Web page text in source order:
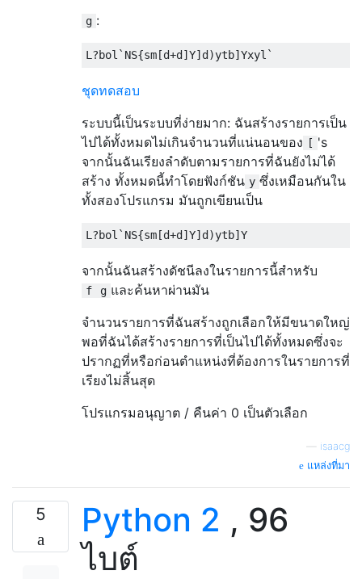
g :
ชุดทดสอบ
ระบบนี้เป็นระบบที่ง่ายมาก: ฉันสร้างรายการเป็น
ไปได้ทั้งหมดไม่เกินจำนวนที่แน่นอนของ
[ 's
จากนั้นฉันเรียงลำดับตามรายการที่ฉันยังไม่ได้
สร้าง ทั้งหมดนี้ทำโดยฟังก์ชัน y ซึ่งเหมือนกันใน
ทั้งสองโปรแกรม มันถูกเขียนเป็น
จากนั้นฉันสร้างดัชนีลงในรายการนี้สำหรับ
f g และค้นหาผ่านมัน
จำนวนรายการที่ฉันสร้างถูกเลือกให้มีขนาดใหญ่
พอที่ฉันได้สร้างรายการที่เป็นไปได้ทั้งหมดซึ่งจะ
ปรากฏที่หรือก่อนตำแหน่งที่ต้องการในรายการที่
เรียงไม่สิ้นสุด
โปรแกรมอนุญาต / คืนค่า 0 เป็นตัวเลือก
isaacg
แหล่งที่มา
5 Python 2 , 96
ไบต์